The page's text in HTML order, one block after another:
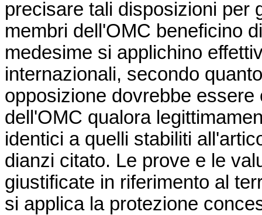
precisare tali disposizioni per
membri dell'OMC beneficino
medesime si applichino
internazionali, secondo
opposizione dovrebbe
dell'OMC qualora
identici a quelli stabiliti
dianzi citato. Le prove e le
giustificate in riferimento al
si applica la protezione